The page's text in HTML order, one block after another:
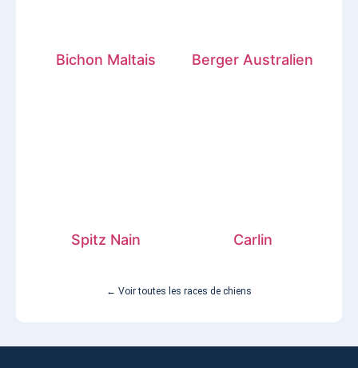
Bichon Maltais Berger Australien
Spitz Nain Carlin
← Voir toutes les races de chiens